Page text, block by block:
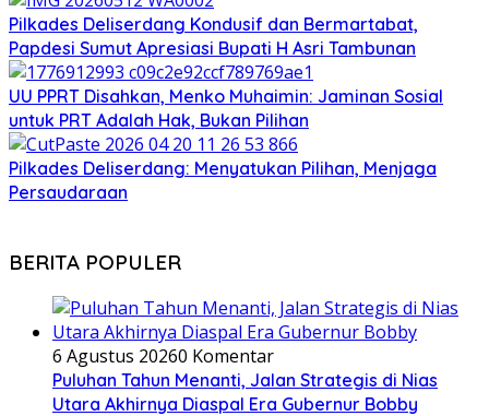
Pilkades Deliserdang Kondusif dan Bermartabat,
Papdesi Sumut Apresiasi Bupati H Asri Tambunan
UU PPRT Disahkan, Menko Muhaimin: Jaminan Sosial
untuk PRT Adalah Hak, Bukan Pilihan
Pilkades Deliserdang: Menyatukan Pilihan, Menjaga
Persaudaraan
BERITA POPULER
6 Agustus 20260 Komentar
Puluhan Tahun Menanti, Jalan Strategis di Nias
Utara Akhirnya Diaspal Era Gubernur Bobby